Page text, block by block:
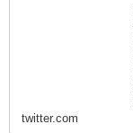
twitter.com